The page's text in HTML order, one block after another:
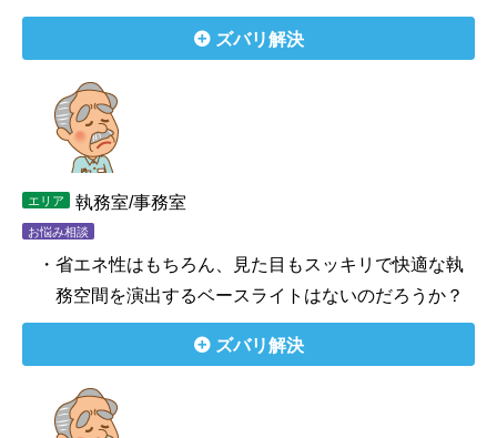
ズバリ解決
エリア 執務室/事務室
お悩み相談
・省エネ性はもちろん、見た目もスッキリで快適な執
務空間を演出するベースライトはないのだろうか？
ズバリ解決